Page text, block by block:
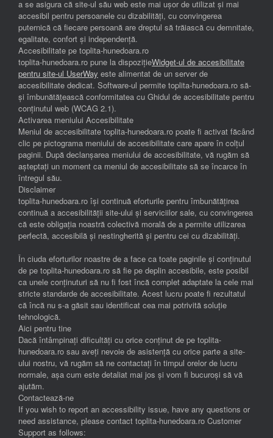
a se asigura că site-ul său web este mai ușor de utilizat și mai
accesibil pentru persoanele cu dizabilități, cu convingerea
puternică că fiecare persoană are dreptul să trăiască cu demnitate,
egalitate, confort și independenţă.
Accesibilitate pe toplita-hunedoara.ro
toplita-hunedoara.ro pune la dispozițieWidget-ul de accesibilitate
pentru site-ul UserWay este alimentat de un server de
accesibilitate dedicat. Software-ul permite toplita-hunedoara.ro să-
și îmbunătățească conformitatea cu Ghidul de accesibilitate pentru
conținutul web (WCAG 2.1).
Activarea meniului Accesibilitate
Meniul de accesibilitate toplita-hunedoara.ro poate fi activat făcând
clic pe pictograma meniului de accesibilitate care apare în colțul
paginii. După declanșarea meniului de accesibilitate, vă rugăm să
așteptați un moment ca meniul de accesibilitate să se încarce în
întregul său.
Disclaimer
toplita-hunedoara.ro își continuă eforturile pentru îmbunătățirea
continuă a accesibilității site-ului și serviciilor sale, cu convingerea
că este obligația noastră colectivă morală de a permite utilizarea
perfectă, accesibilă și nestingherită și pentru cei cu dizabilități.
În ciuda eforturilor noastre de a face ca toate paginile și conținutul
de pe toplita-hunedoara.ro să fie pe deplin accesibile, este posibil
ca unele conținuturi să nu fi fost încă complet adaptate la cele mai
stricte standarde de accesibilitate. Acest lucru poate fi rezultatul
că încă nu s-a găsit sau identificat cea mai potrivită soluție
tehnologică.
Aici pentru tine
Dacă întâmpinați dificultăți cu orice conținut de pe toplita-
hunedoara.ro sau aveți nevoie de asistență cu orice parte a site-
ului nostru, vă rugăm să ne contactați în timpul orelor de lucru
normale, așa cum este detaliat mai jos și vom fi bucuroși să vă
ajutăm.
Contactează-ne
If you wish to report an accessibility issue, have any questions or
need assistance, please contact toplita-hunedoara.ro Customer
Support as follows: